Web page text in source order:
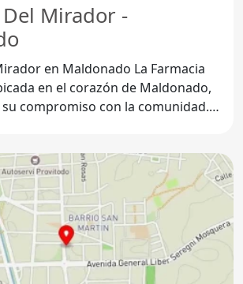
Mirador -
en Maldonado La Farmacia
en el corazón de Maldonado,
compromiso con la comunidad.